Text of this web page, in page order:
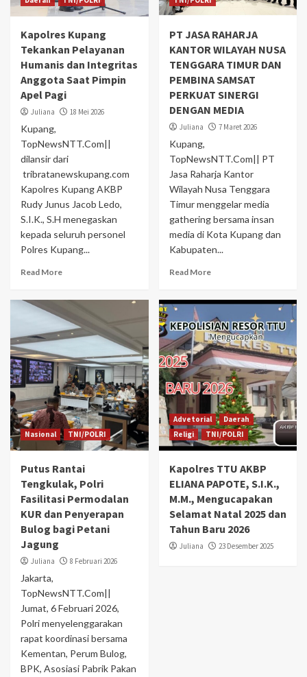
Kapolres Kupang
Tekankan Pelayanan
Humanis dan Integritas
Anggota Saat Pimpin
Apel Pagi
Juliana 18 Mei 2026
Kupang,
TopNewsNTT.Com||
dilansir dari
tribratanewskupang.com
Kapolres Kupang AKBP
Rudy Junus Jacob Ledo,
S.I.K., S.H menegaskan
kepada seluruh personel
Polres Kupang...
Read More
PT JASA RAHARJA
KANTOR WILAYAH NUSA
TENGGARA TIMUR DAN
PEMBINA SAMSAT
PERKUAT SINERGI
DENGAN MEDIA
Juliana 7 Maret 2026
Kupang,
TopNewsNTT.Com|| PT
Jasa Raharja Kantor
Wilayah Nusa Tenggara
Timur menggelar media
gathering bersama insan
media di Kota Kupang dan
Kabupaten...
Read More
Nasional TNI/POLRI
Putus Rantai
Tengkulak, Polri
Fasilitasi Permodalan
KUR dan Penyerapan
Bulog bagi Petani
Jagung
Juliana 8 Februari 2026
Jakarta,
TopNewsNTT.Com||
Jumat, 6 Februari 2026,
Polri menyelenggarakan
rapat koordinasi bersama
Kementan, Perum Bulog,
BPK, Asosiasi Pabrik Pakan
Advetorial
Daerah
Religi
TNI/POLRI
Kapolres TTU AKBP
ELIANA PAPOTE, S.I.K.,
M.M., Mengucapakan
Selamat Natal 2025 dan
Tahun Baru 2026
Juliana 23 Desember 2025